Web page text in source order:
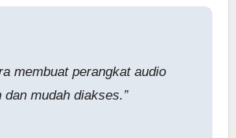
membuat perangkat audio
dan mudah diakses.”